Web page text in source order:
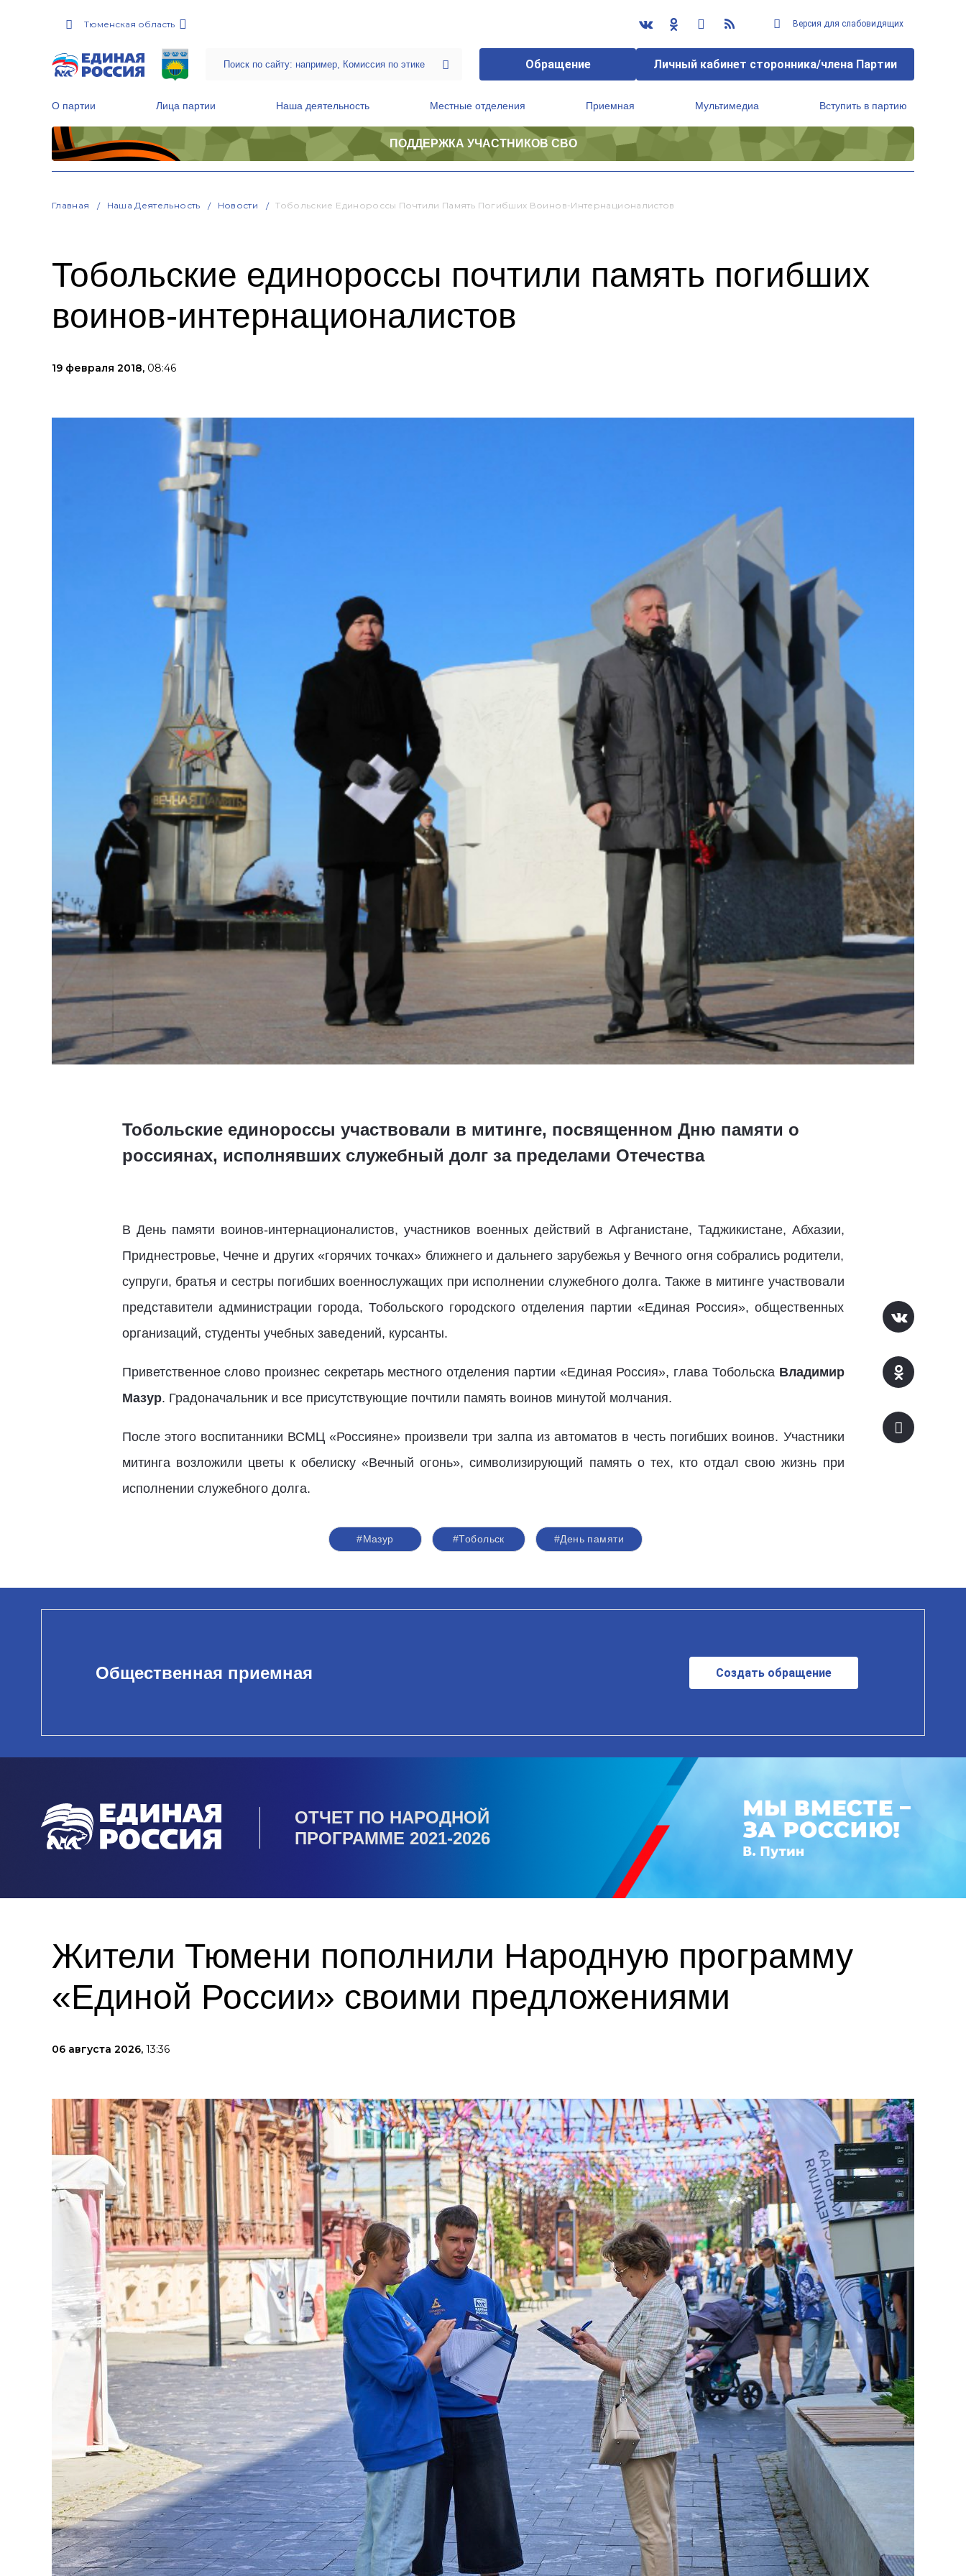
Тюменская область Версия для слабовидящих
Обращение Личный кабинет сторонника/члена Партии
О партии Лица партии Наша деятельность Местные отделения Приемная Мультимедиа Вступить в партию
ПОДДЕРЖКА УЧАСТНИКОВ СВО
Главная Наша Деятельность Новости Тобольские Единороссы Почтили Память Погибших Воинов-Интернационалистов
Тобольские единороссы почтили память погибших
воинов-интернационалистов
19 февраля 2018, 08:46
Тобольские единороссы участвовали в митинге, посвященном Дню памяти о
россиянах, исполнявших служебный долг за пределами Отечества
В День памяти воинов-интернационалистов, участников военных действий в Афганистане, Таджикистане, Абхазии,
Приднестровье, Чечне и других «горячих точках» ближнего и дальнего зарубежья у Вечного огня собрались родители,
супруги, братья и сестры погибших военнослужащих при исполнении служебного долга. Также в митинге участвовали
представители администрации города, Тобольского городского отделения партии «Единая Россия», общественных
организаций, студенты учебных заведений, курсанты.
Приветственное слово произнес секретарь местного отделения партии «Единая Россия», глава Тобольска Владимир
Мазур. Градоначальник и все присутствующие почтили память воинов минутой молчания.
После этого воспитанники ВСМЦ «Россияне» произвели три залпа из автоматов в честь погибших воинов. Участники
митинга возложили цветы к обелиску «Вечный огонь», символизирующий память о тех, кто отдал свою жизнь при
исполнении служебного долга.
#Мазур #Тобольск #День памяти
Общественная приемная Создать обращение
ОТЧЕТ ПО НАРОДНОЙ
ПРОГРАММЕ 2021-2026
Жители Тюмени пополнили Народную программу
«Единой России» своими предложениями
06 августа 2026, 13:36